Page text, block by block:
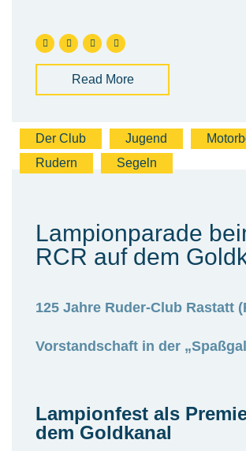
Read More
Der Club Jugend
Rudern
Segeln
Lampionparade
RCR auf dem
125 Jahre Ruder-Club Rastatt
Vorstandschaft in der
Lampionfest als
dem Goldkanal